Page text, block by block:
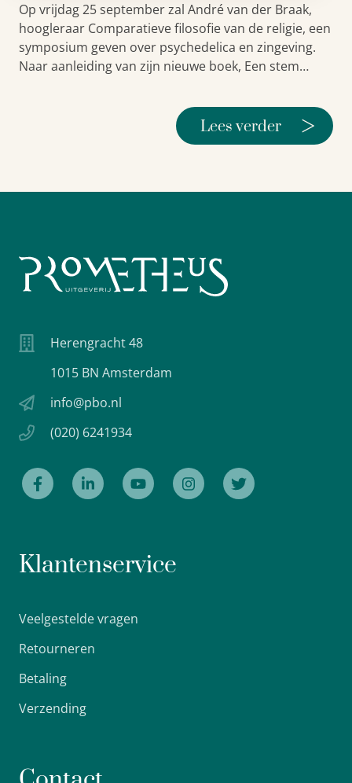
Op vrijdag 25 september zal André van der Braak,
hoogleraar Comparatieve filosofie van de religie, een
symposium geven over psychedelica en zingeving.
Naar aanleiding van zijn nieuwe boek, Een stem…
Lees verder >
Herengracht 48
1015 BN Amsterdam
info@pbo.nl
(020) 6241934
Klantenservice
Veelgestelde vragen
Retourneren
Betaling
Verzending